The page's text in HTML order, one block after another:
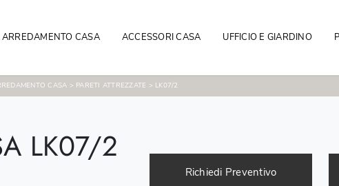
ARREDAMENTO CASA ACCESSORI CASA UFFICIO E GIARDINO
CASA > PARETI ATTREZZATE > LK07/2
LK07/2
Richiedi Preventivo